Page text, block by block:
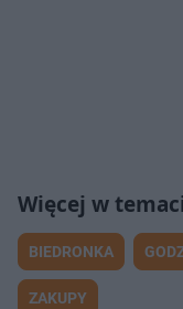
BIEDRONKA
ZAKUPY